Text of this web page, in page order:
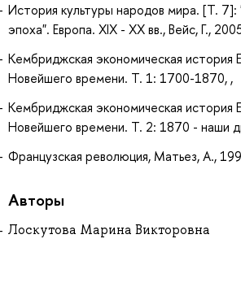
История культуры народов мира. [Т. 7]:
эпоха". Европа. XIX - XX вв., Вейс, Г.,
Кембриджская экономическая история
Новейшего времени. Т. 1: 1700-1870, ,
Кембриджская экономическая история
Новейшего времени. Т. 2: 1870 - наши
Французская революция, Матьез, А.,
Авторы
Лоскутова Марина Викторовна